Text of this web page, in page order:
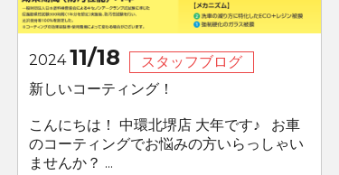
202411/18
スタッフブログ
新しいコーティング！
こんにちは！ 中環北堺店 大年です♪ お車
のコーティングでお悩みの方いらっしゃい
ませんか？ ...